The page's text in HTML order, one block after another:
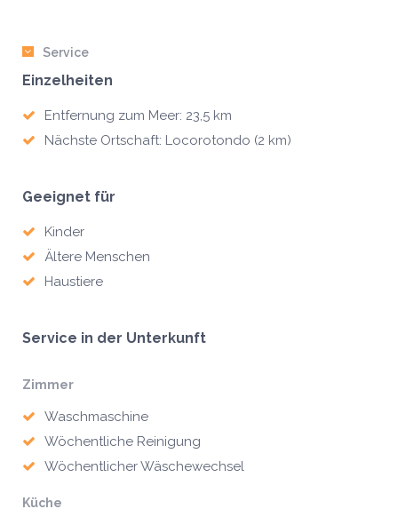
Service
Einzelheiten
Entfernung zum Meer: 23,5 km
Nächste Ortschaft: Locorotondo (2 km)
Geeignet für
Kinder
Ältere Menschen
Haustiere
Service in der Unterkunft
Zimmer
Waschmaschine
Wöchentliche Reinigung
Wöchentlicher Wäschewechsel
Küche